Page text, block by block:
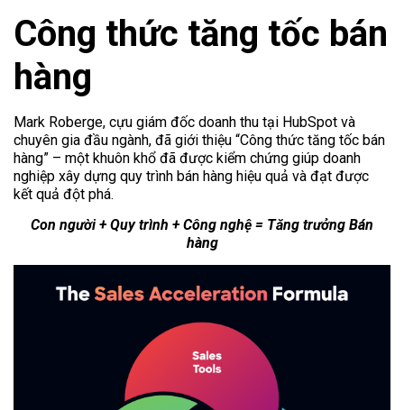
Công thức tăng tốc bán
hàng
Mark Roberge, cựu giám đốc doanh thu tại HubSpot và
chuyên gia đầu ngành, đã giới thiệu “Công thức tăng tốc bán
hàng” – một khuôn khổ đã được kiểm chứng giúp doanh
nghiệp xây dựng quy trình bán hàng hiệu quả và đạt được
kết quả đột phá.
Con người + Quy trình + Công nghệ = Tăng trưởng Bán
hàng